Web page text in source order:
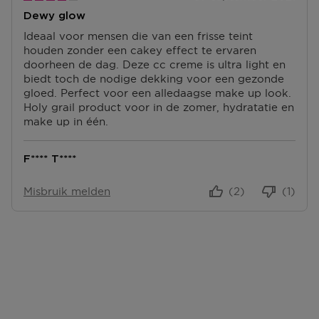
dagen om deze (gedeeltelijk) terug te sturen of te
herroepen. Na de herroeping heb je dan nog eens 14
dagen de tijd om de producten te retourneren. Om
jouw bestelling te herroepen, kun je contact met ons
opnemen of gebruikmaken van eenmodelformulier
voor herroeping.
Omruilen of terugbrengen in de winkel
retourformulier in te vullen. Neem wel je
Dewy glow
Ideaal voor mensen die van een frisse teint
houden zonder een cakey effect te ervaren
doorheen de dag. Deze cc creme is ultra light en
biedt toch de nodige dekking voor een gezonde
gloed. Perfect voor een alledaagse make up look.
Holy grail product voor in de zomer, hydratatie en
make up in één.
F**** T****
Misbruik melden (1)
(2)